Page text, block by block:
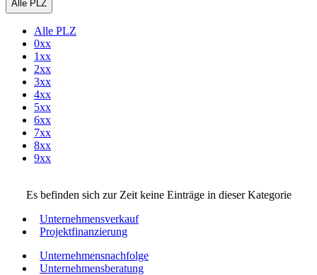
Alle PLZ
Alle PLZ
0xx
1xx
2xx
3xx
4xx
5xx
6xx
7xx
8xx
9xx
Es befinden sich zur Zeit keine Einträge in dieser Kategorie
Unternehmensverkauf
Projektfinanzierung
Unternehmensnachfolge
Unternehmensberatung